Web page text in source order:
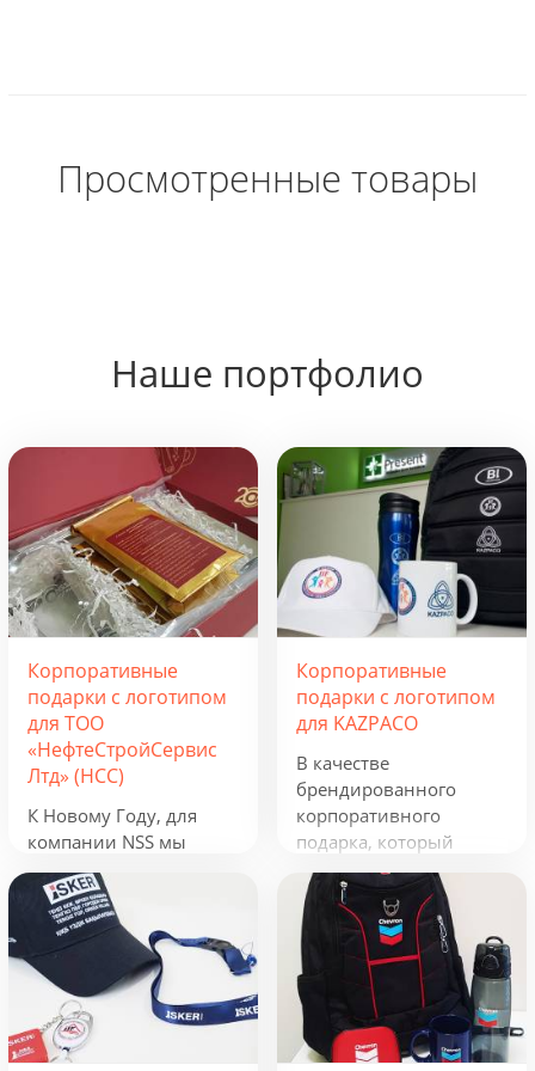
Просмотренные товары
Наше портфолио
Корпоративные
подарки с логотипом
для ТОО
«НефтеСтройСервис
Лтд» (НСС)
К Новому Году, для
компании NSS мы
разработали
креативную подборку
из наборов «Кофеист»,
«Christmas Sky» и
«Adora». Вглядываться
в черное, как смоль,
зимнее небо и
подмигивать в ответ
Корпоративные
подарки с логотипом
для KAZPACO
В качестве
брендированного
корпоративного
подарка, который
можно использовать в
течение всего года, мы
предложили набор из
рюкзака, фонарика,
термокружки и
беспроводного
зарядного устройства.
Эти сувениры с